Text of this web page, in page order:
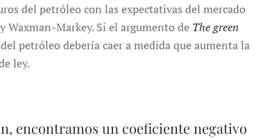
del petróleo con las expectativas del mercado
Waxman-Markey. Si el argumento de The green
petróleo debería caer a medida que aumenta la
ley.
encontramos un coeficiente negativo